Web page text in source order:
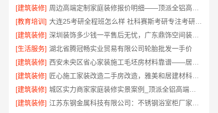
[建筑装修]
[教育培训]
大连25考研全程班怎么样 社科赛斯考研专注考研教育
[建筑装修]
深圳装饰多少钱一平售后无忧，广东鼎饰空间装饰工程有限公司本地服务
[生活服务] 湖北省腾冠畅实业贸易有限公司轮胎批发一手价
[建筑装修]
[建筑装修]
匠心施工家装改造二手房改造，雅美和居建材科技焕新您的家
[建筑装修]
城区实力商家家庭装修实景案例_顶派全铝高端定制
[建筑装修]